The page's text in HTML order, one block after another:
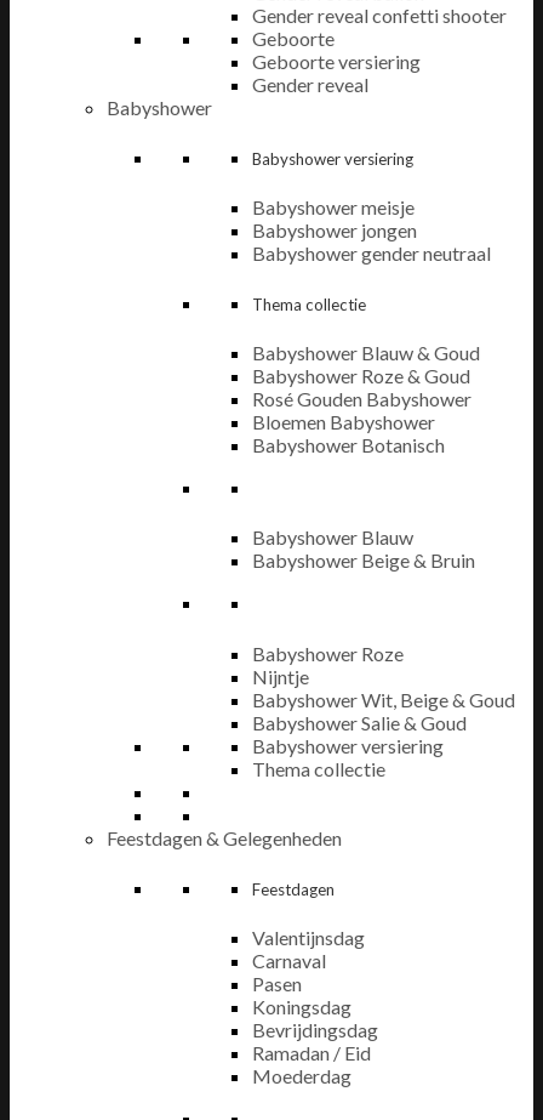
Gender reveal confetti shooter
Geboorte
Geboorte versiering
Gender reveal
Babyshower
Babyshower versiering
Babyshower meisje
Babyshower jongen
Babyshower gender neutraal
Thema collectie
Babyshower Blauw & Goud
Babyshower Roze & Goud
Rosé Gouden Babyshower
Bloemen Babyshower
Babyshower Botanisch
Babyshower Blauw
Babyshower Beige & Bruin
Babyshower Roze
Nijntje
Babyshower Wit, Beige & Goud
Babyshower Salie & Goud
Babyshower versiering
Thema collectie
Feestdagen & Gelegenheden
Feestdagen
Valentijnsdag
Carnaval
Pasen
Koningsdag
Bevrijdingsdag
Ramadan / Eid
Moederdag